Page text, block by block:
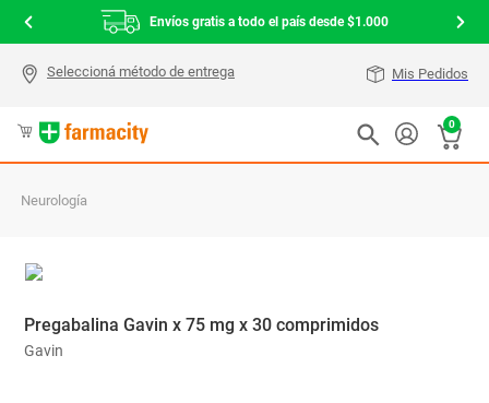
Envíos gratis a todo el país desde $1.000
Mis Pedidos
0
Neurología
Pregabalina Gavin x 75 mg x 30 comprimidos
Gavin